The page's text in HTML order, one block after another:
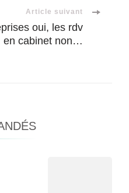
Article suivant
oui, les rdv
en cabinet non…